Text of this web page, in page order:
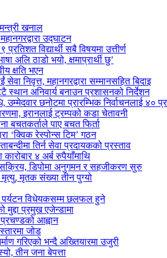
खनाल
उद्घाटन
विद्यार्थी सबै विषयमा उत्तीर्ण
अलि ठाडो भयो, क्षमाप्रार्थी छु’
क्षति भएन
निवृत्त, महानगरद्वारा सम्मानसहित बिदाइ
स्थान अनिवार्य बनाउन प्रशासनको निर्देशन
उम्मेदवार छनोटमा प्रारम्भिक निर्वाचनलाई ४०
इरानलाई ट्रम्पको कडा चेतावनी
बचतकर्ताले पाए बचत फिर्ता
‘क्विक रेस्पोन्स टिम’ गठन
तिर्न सेवा प्रदायकको प्रस्ताव
४ अर्ब रुपैयाँमाथि
सक्रिय, डिपोमा अनुगमन र सहजीकरण सुरु
मृतक संख्या तीन पुग्यो
पर्यटन विधेयकसम्म छलफल हुने
प्रमुख एजेन्डामा
आह्वान
जोड
गरिएको भन्दै अख्तियारमा उजुरी
तीन जना बेपत्ता